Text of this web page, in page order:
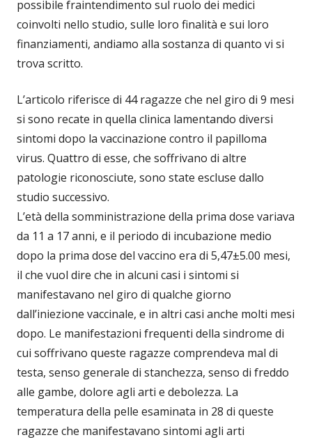
possibile fraintendimento sul ruolo dei medici
coinvolti nello studio, sulle loro finalità e sui loro
finanziamenti, andiamo alla sostanza di quanto vi si
trova scritto.
L’articolo riferisce di 44 ragazze che nel giro di 9 mesi
si sono recate in quella clinica lamentando diversi
sintomi dopo la vaccinazione contro il papilloma
virus. Quattro di esse, che soffrivano di altre
patologie riconosciute, sono state escluse dallo
studio successivo.
L’età della somministrazione della prima dose variava
da 11 a 17 anni, e il periodo di incubazione medio
dopo la prima dose del vaccino era di 5,47±5.00 mesi,
il che vuol dire che in alcuni casi i sintomi si
manifestavano nel giro di qualche giorno
dall’iniezione vaccinale, e in altri casi anche molti mesi
dopo. Le manifestazioni frequenti della sindrome di
cui soffrivano queste ragazze comprendeva mal di
testa, senso generale di stanchezza, senso di freddo
alle gambe, dolore agli arti e debolezza. La
temperatura della pelle esaminata in 28 di queste
ragazze che manifestavano sintomi agli arti